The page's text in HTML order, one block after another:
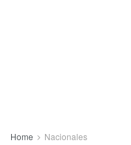
Home Nacionales